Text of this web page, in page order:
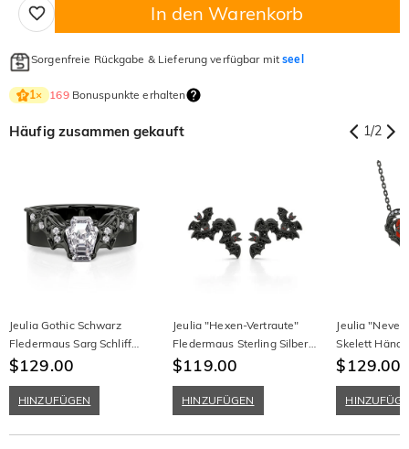
In den Warenkorb
Sorgenfreie Rückgabe & Lieferung verfügbar mitseel
1× 169Bonuspunkte erhalten
Häufig zusammen gekauft 1/2
Jeulia Gothic Schwarz
Fledermaus Sarg Schliff
Ring für Herren
$129.00
HINZUFÜGEN
Jeulia "Hexen-Vertraute"
Fledermaus Sterling Silber
Ohrringe
$119.00
HINZUFÜGEN
Jeulia "Never
Skelett
Sterling
$129.00